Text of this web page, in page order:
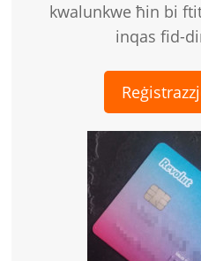
kwalunkwe ħin bi
inqas fid-